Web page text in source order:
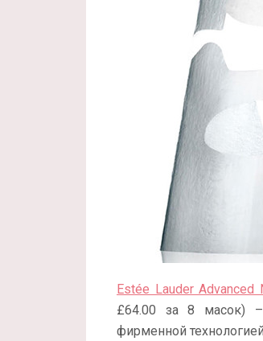
Estée Lauder Advanced
£64.00 за 8 масок) –
фирменной